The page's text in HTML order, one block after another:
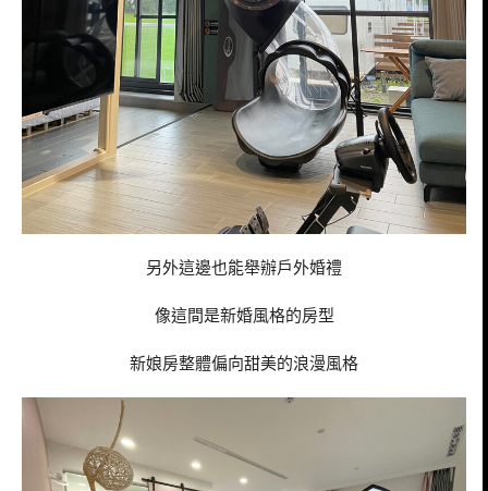
另外這邊也能舉辦戶外婚禮
像這間是新婚風格的房型
新娘房整體偏向甜美的浪漫風格